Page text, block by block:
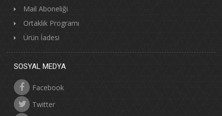
Mail Aboneliği
Ortaklık Programı
Ürün İadesi
SOSYAL MEDYA
Facebook
Twitter